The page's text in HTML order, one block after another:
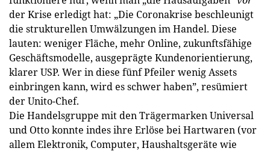
der Krise erledigt hat: „Die Coronakrise beschleunigt
die strukturellen Umwälzungen im Handel. Diese
lauten: weniger Fläche, mehr Online, zukunftsfähige
Geschäftsmodelle, ausgeprägte Kundenorientierung,
klarer USP. Wer in diese fünf Pfeiler wenig Assets
einbringen kann, wird es schwer haben”, resümiert
der Unito-Chef.
Die Handelsgruppe mit den Trägermarken Universal
und Otto konnte indes ihre Erlöse bei Hartwaren (vor
allem Elektronik, Computer, Haushaltsgeräte wie